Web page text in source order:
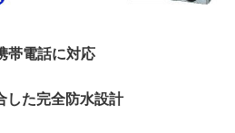
帯電話に対応
した完全防水設計